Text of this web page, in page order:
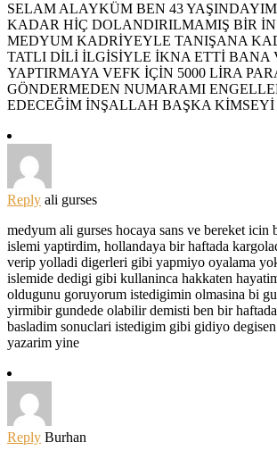
SELAM ALAYKÜM BEN 43
KADAR HİÇ DOLANDIRILMAMIŞ BİR
MEDYUM KADRİYEYLE TANIŞANA
TATLI DİLİ İLGİSİYLE İKNA ETTİ BANA
YAPTIRMAYA VEFK İÇİN 5000 LİRA
GÖNDERMEDEN NUMARAMI
EDECEĞİM İNŞALLAH BAŞKA
Reply ali gurses
medyum ali gurses hocaya sans ve bereket icin
islemi yaptirdim, hollandaya bir haftada
verip yolladi digerleri gibi yapmiyo oyalama
islemide dedigi gibi kullaninca hakkaten
oldugunu goruyorum istedigimin olmasina bi
yirmibir gundede olabilir demisti ben bir
basladim sonuclari istedigim gibi gidiyo
yazarim yine
Reply Burhan